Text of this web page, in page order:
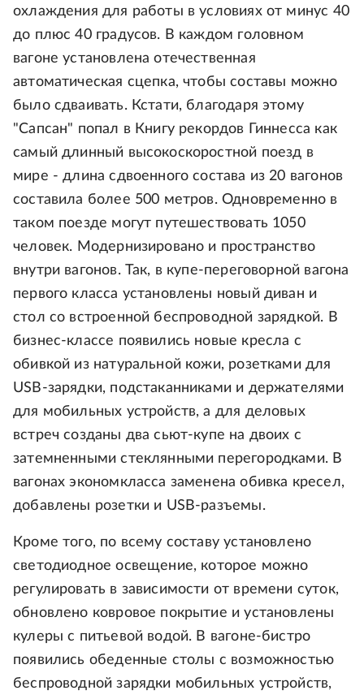
охлаждения для работы в условиях от минус 40
до плюс 40 градусов. В каждом головном
вагоне установлена отечественная
автоматическая сцепка, чтобы составы можно
было сдваивать. Кстати, благодаря этому
"Сапсан" попал в Книгу рекордов Гиннесса как
самый длинный высокоскоростной поезд в
мире - длина сдвоенного состава из 20 вагонов
составила более 500 метров. Одновременно в
таком поезде могут путешествовать 1050
человек. Модернизировано и пространство
внутри вагонов. Так, в купе-переговорной вагона
первого класса установлены новый диван и
стол со встроенной беспроводной зарядкой. В
бизнес-классе появились новые кресла с
обивкой из натуральной кожи, розетками для
USB-зарядки, подстаканниками и держателями
для мобильных устройств, а для деловых
встреч созданы два сьют-купе на двоих с
затемненными стеклянными перегородками. В
вагонах экономкласса заменена обивка кресел,
добавлены розетки и USB-разъемы.
Кроме того, по всему составу установлено
светодиодное освещение, которое можно
регулировать в зависимости от времени суток,
обновлено ковровое покрытие и установлены
кулеры с питьевой водой. В вагоне-бистро
появились обеденные столы с возможностью
беспроводной зарядки мобильных устройств,